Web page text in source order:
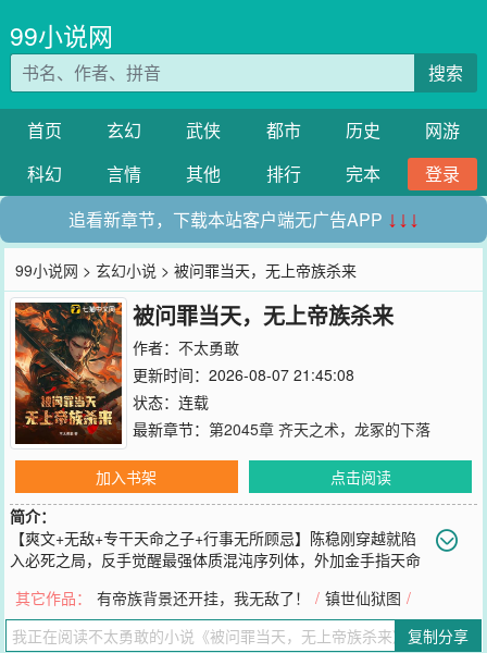
99小说网
搜索
首页 玄幻 武侠 都市 历史
网游
科幻
言情 其他 排行 完本
登录
追看新章节，下载本站客户端无广告APP ↓↓↓
99小说网 >玄幻小说 > 被问罪当天，无上帝族杀来
被问罪当天，无上帝族杀来
作者： 不太勇敢
更新时间：2026-08-07 21:45:08
状态：连载
最新章节： 第2045章 齐天之术，龙冢的下落
加入书架
点击阅读
简介：
【爽文+无敌+专干天命之子+行事无所顾忌】陈稳刚穿越就陷
入必死之局，反手觉醒最强体质混沌序列体，外加金手指天命
是万世重生者，来自始皇一族？桀桀桀，再老子熔了他！你是系统拥
有者，来自荒古世家？桀桀桀，来嘛，来嘛，全都是老子的……我管
你来自什么势力，管你拥有什么金手指，统统都得成为我变强的养
其它作品： 有帝族背景还开挂，我无敌了！ / 镇世仙狱图 /
复制分享